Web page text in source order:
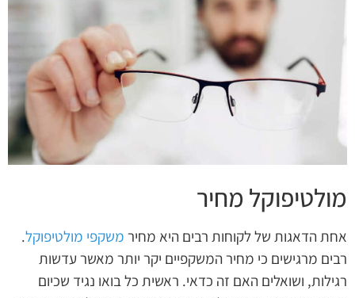
מולטיפוקל מחיר
אחת הדאגות של לקוחות רבים היא מחיר משקפי מולטיפוקל.
רבים מרגישים כי מחיר המשקפיים יקר יותר מאשר עדשות
רגילות, ושואלים האם זה כדאי. ראשית כל בואו נגיד שכיום